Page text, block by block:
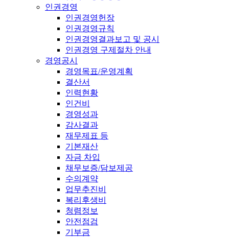
인권경영
인권경영헌장
인권경영규칙
인권경영결과보고 및 공시
인권경영 구제절차 안내
경영공시
경영목표/운영계획
결산서
인력현황
인건비
경영성과
감사결과
재무제표 등
기본재산
자금 차입
채무보증/담보제공
수의계약
업무추진비
복리후생비
청렴정보
안전점검
기부금